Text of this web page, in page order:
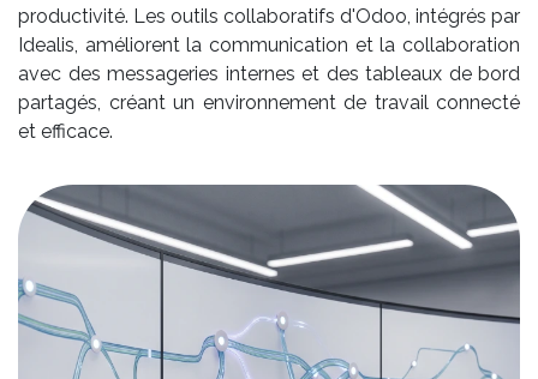
productivité. Les outils collaboratifs d'Odoo, intégrés par
Idealis, améliorent la communication et la collaboration
avec des messageries internes et des tableaux de bord
partagés, créant un environnement de travail connecté
et efficace.